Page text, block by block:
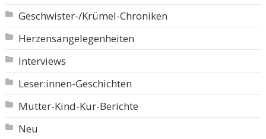
Geschwister-/Krümel-Chroniken
Herzensangelegenheiten
Interviews
Leser:innen-Geschichten
Mutter-Kind-Kur-Berichte
Neu